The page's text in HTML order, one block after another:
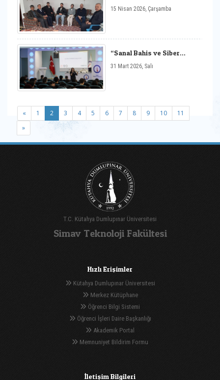
15 Nisan 2026, Çarşamba
“Sanal Bahis ve Siber
31 Mart 2026, Salı
« 1 2 (current)
3 4 5 6 7 8 9 10
11
»
T.C. Kütahya Dumlupınar Üniversitesi
Simav Teknoloji Fakültesi
Hızlı Erişimler
Kütahya Dumlupınar Üniversitesi
Merkez Kütüphane
Öğrenci Bilgi Sistemi
Öğrenci İşleri Daire Başkanlığı
Akademik Portal
Memnuniyet Bildirim Formu
İletişim Bilgileri